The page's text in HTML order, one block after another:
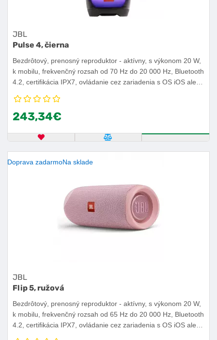
JBL
Pulse 4, čierna
Bezdrôtový, prenosný reproduktor - aktívny, s výkonom 20 W,
k mobilu, frekvenčný rozsah od 70 Hz do 20 000 Hz, Bluetooth
4.2, certifikácia IPX7, ovládanie cez zariadenia s OS iOS alebo
243,34€
OBĽÚBENÝ PRODUKT POROVNAŤ PRODUKT
Doprava zadarmoNa sklade
JBL
Flip 5, ružová
Bezdrôtový, prenosný reproduktor - aktívny, s výkonom 20 W,
k mobilu, frekvenčný rozsah od 65 Hz do 20 000 Hz, Bluetooth
4.2, certifikácia IPX7, ovládanie cez zariadenia s OS iOS alebo